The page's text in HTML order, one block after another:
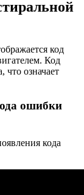
код
Код
что означает
ошибки
кода